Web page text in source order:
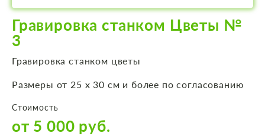
Гравировка станком Цветы №
3
Гравировка станком цветы
Размеры от 25 х 30 см и более по согласованию
Стоимость
от 5 000 руб.